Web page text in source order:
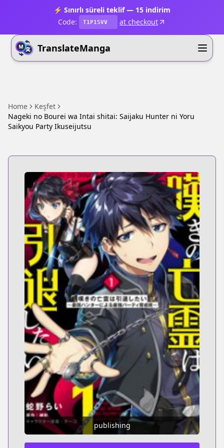
⚡ Sınırlı süreli teklif — 15 indirim
Code:
T1P15VV at checkout
TranslateManga
Home
Keşfet
Nageki no Bourei wa Intai shitai: Saijaku Hunter ni Yoru
Saikyou Party Ikuseijutsu
publishing